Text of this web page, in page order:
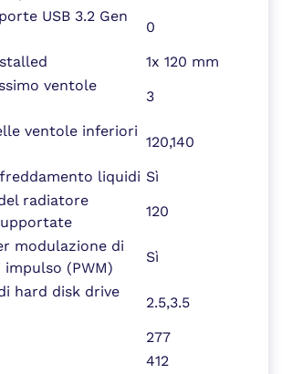
USB 3.2 Gen
0
1x 120 mm
ventole
3
ventole inferiori
120,140
liquidi Sì
radiatore
120
modulazione di
(PWM)
Sì
hard disk drive
2.5,3.5
277
412